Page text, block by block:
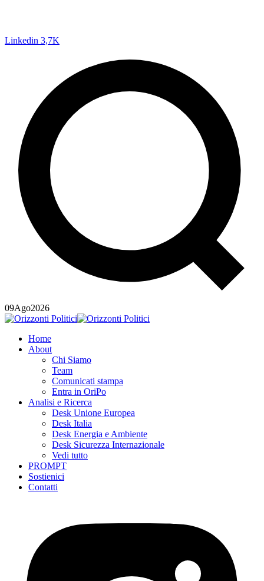
Linkedin 3,7K
09Ago2026
Home
About
Chi Siamo
Team
Comunicati stampa
Entra in OriPo
Analisi e Ricerca
Desk Unione Europea
Desk Italia
Desk Energia e Ambiente
Desk Sicurezza Internazionale
Vedi tutto
PROMPT
Sostienici
Contatti